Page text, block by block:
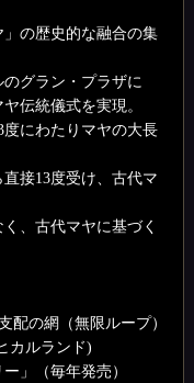
の歴史的な融合の集
グラン・プラザに
伝統儀式を実現。
度にわたりマヤの大長
接13度受け、古代マ
、古代マヤに基づく
配の網（無限ループ）
カルランド)
」（毎年発売）